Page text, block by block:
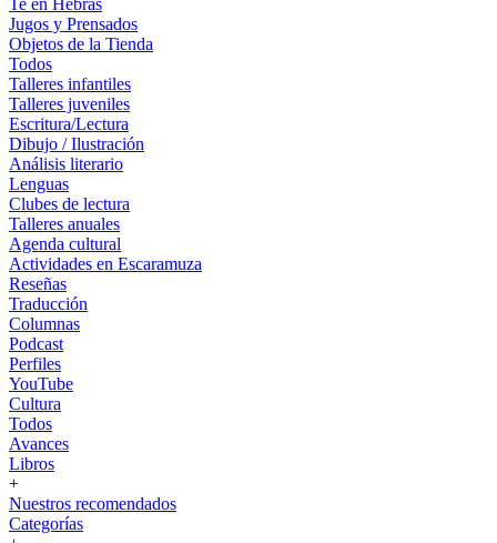
Te en Hebras
Jugos y Prensados
Objetos de la Tienda
Todos
Talleres infantiles
Talleres juveniles
Escritura/Lectura
Dibujo / Ilustración
Análisis literario
Lenguas
Clubes de lectura
Talleres anuales
Agenda cultural
Actividades en Escaramuza
Reseñas
Traducción
Columnas
Podcast
Perfiles
YouTube
Cultura
Todos
Avances
Libros
+
Nuestros recomendados
Categorías